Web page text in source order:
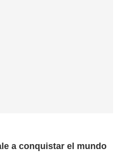
a conquistar el mundo